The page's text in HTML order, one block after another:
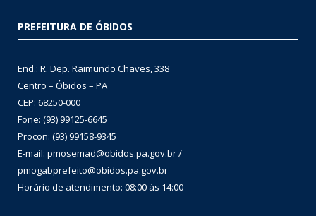
PREFEITURA DE ÓBIDOS
End.: R. Dep. Raimundo Chaves, 338
Centro – Óbidos – PA
CEP: 68250-000
Fone: (93) 99125-6645
Procon: (93) 99158-9345
E-mail: pmosemad@obidos.pa.gov.br /
pmogabprefeito@obidos.pa.gov.br
Horário de atendimento: 08:00 às 14:00